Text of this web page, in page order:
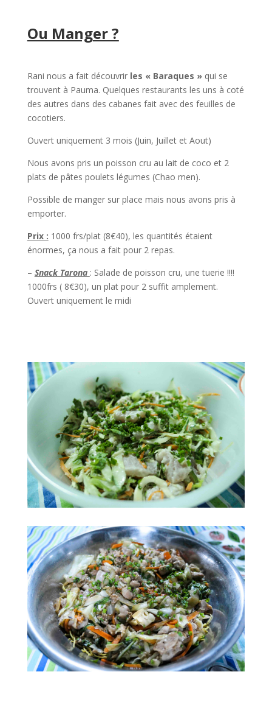
Ou Manger ?
Rani nous a fait découvrirles « Baraques »qui se
trouvent à Pauma. Quelques restaurants les uns à coté
des autres dans des cabanes fait avec des feuilles de
cocotiers.
Ouvert uniquement 3 mois (Juin, Juillet et Aout)
Nous avons pris un poisson cru au lait de coco et 2
plats de pâtes poulets légumes (Chao men).
Possible de manger sur place mais nous avons pris à
emporter.
Prix : 1000 frs/plat (8€40), les quantités étaient
énormes, ça nous a fait pour 2 repas.
– Snack Tarona : Salade de poisson cru, une tuerie !!!!
1000frs ( 8€30), un plat pour 2 suffit amplement.
Ouvert uniquement le midi